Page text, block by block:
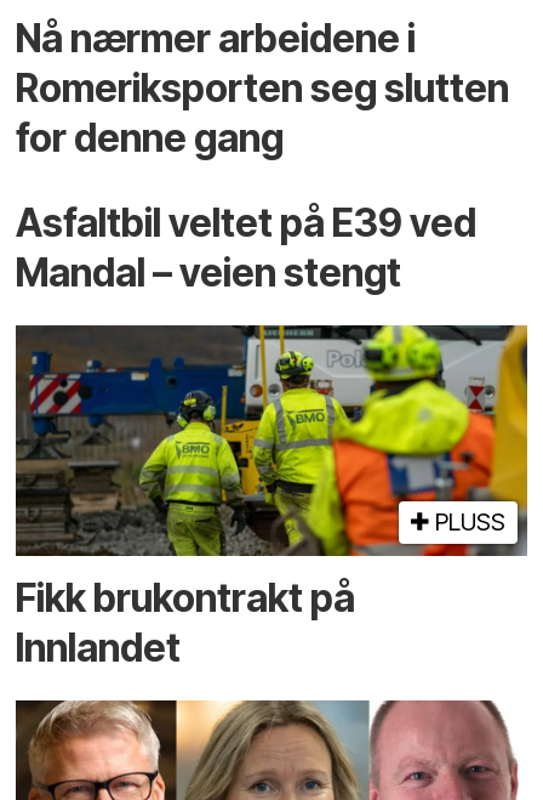
Nå nærmer arbeidene i
Romeriksporten seg slutten
for denne gang
Asfaltbil veltet på E39 ved
Mandal – veien stengt
PLUSS
Fikk brukontrakt på
Innlandet